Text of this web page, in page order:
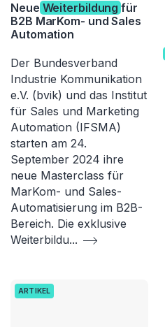
NeueWeiterbildung für
B2B MarKom- und Sales
Automation
Der Bundesverband
Industrie Kommunikation
e.V. (bvik) und das Institut
für Sales und Marketing
Automation (IFSMA)
starten am 24.
September 2024 ihre
neue Masterclass für
MarKom- und Sales-
Automatisierung im B2B-
Bereich. Die exklusive
Weiterbildu...
ARTIKEL